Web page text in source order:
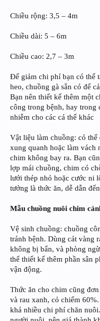
Chiều rộng: 3,5 – 4m
Chiều dài: 5 – 6m
Chiều cao: 2,7 – 3m
Để giảm chi phí bạn có thể
heo, chuồng gà sẵn có để
Bạn nên thiết kế thêm một
công trong bệnh, hay trong
nhiễm cho các cá thể khác
Vật liệu làm chuồng: có
xung quanh hoặc làm vách
chim không bay ra. Bạn
lợp mái chuồng, chim có
lưới thép nhỏ hoặc cước ni
tưởng là thức ăn, dễ dẫn
Mẫu chuồng nuôi chim
Vệ sinh chuồng: chuồng
tránh bệnh. Dùng cát vàng
không bị bẩn, và phòng
thể thiết kế thêm phần sân
vận động.
Thức ăn cho chim cũng
và rau xanh, cỏ chiếm
khá nhiều chi phí chăn